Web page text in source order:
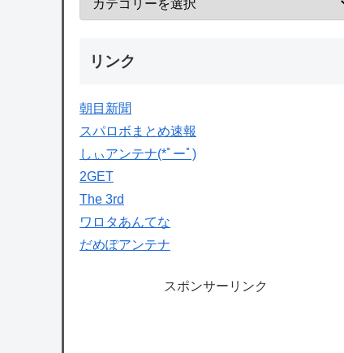
リンク
朝目新聞
スパロボまとめ速報
しぃアンテナ(*ﾟーﾟ)
2GET
The 3rd
ワロタあんてな
だめぽアンテナ
スポンサーリンク